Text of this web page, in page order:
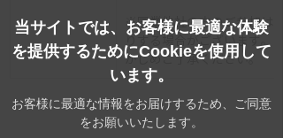
※同業他社の方のご参加はお
りする場合がございます。あ
かじめご了承ください。
当サイトでは、お客様に最適な体験
を提供するためにCookieを使用して
います。
お客様に最適な情報をお届けするため、ご同意
をお願いいたします。